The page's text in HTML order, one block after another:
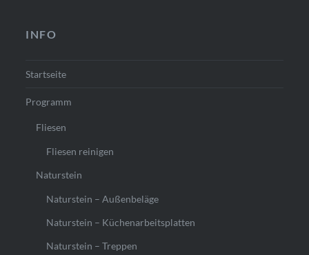
INFO
Startseite
Programm
Fliesen
Fliesen reinigen
Naturstein
Naturstein – Außenbeläge
Naturstein – Küchenarbeitsplatten
Naturstein – Treppen